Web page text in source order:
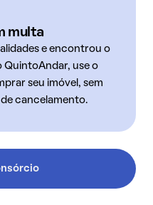
multa
e encontrou o
QuintoAndar, use o
seu imóvel, sem
cancelamento.